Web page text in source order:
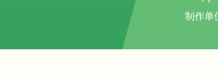
制作